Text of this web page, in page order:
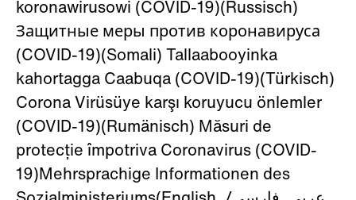
koronawirusowi (COVID-19)(Russisch)
Защитные меры против коронавируса
(COVID-19)(Somali) Tallaabooyinka
kahortagga Caabuqa (COVID-19)(Türkisch)
Corona Virüsüye karşı koruyucu önlemler
(COVID-19)(Rumänisch) Măsuri de
protecție împotriva Coronavirus (COVID-
19)Mehrsprachige Informationen des